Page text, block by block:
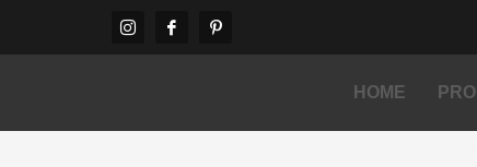
All images, description and specification on
HOME